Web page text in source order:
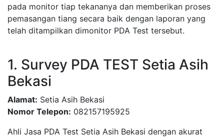
pada monitor tiap tekananya dan memberikan proses
pemasangan tiang secara baik dengan laporan yang
telah ditampilkan dimonitor PDA Test tersebut.
1. Survey PDA TEST Setia Asih
Bekasi
Alamat: Setia Asih Bekasi
Nomor Telepon: 082157195925
Ahli Jasa PDA Test Setia Asih Bekasi dengan akurat